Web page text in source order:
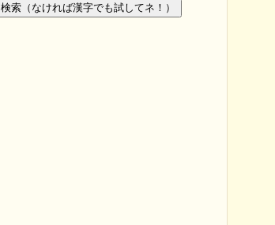
検索（なければ漢字でも試してネ！）